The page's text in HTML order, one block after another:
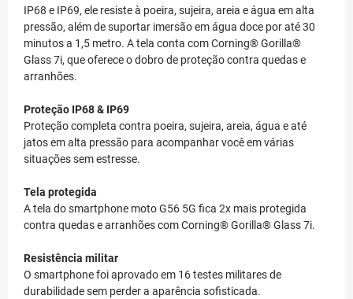
IP68 e IP69, ele resiste à poeira, sujeira, areia e água em alta
pressão, além de suportar imersão em água doce por até 30
minutos a 1,5 metro. A tela conta com Corning® Gorilla®
Glass 7i, que oferece o dobro de proteção contra quedas e
arranhões.
Proteção IP68 & IP69
Proteção completa contra poeira, sujeira, areia, água e até
jatos em alta pressão para acompanhar você em várias
situações sem estresse.
Tela protegida
A tela do smartphone moto G56 5G fica 2x mais protegida
contra quedas e arranhões com Corning® Gorilla® Glass 7i.
Resistência militar
O smartphone foi aprovado em 16 testes militares de
durabilidade sem perder a aparência sofisticada.